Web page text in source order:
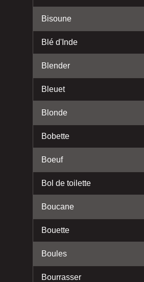
Bisoune
Blé d'Inde
Blender
Bleuet
Blonde
Bobette
Boeuf
Bol de toilette
Boucane
Bouette
Boules
Bourrasser